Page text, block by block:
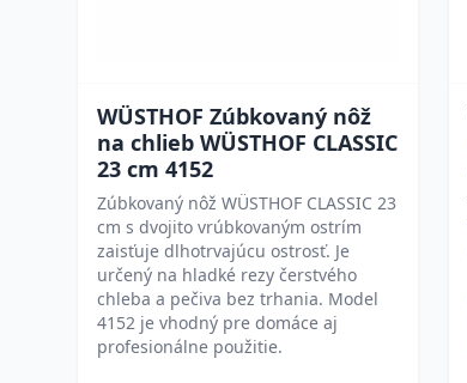
WÜSTHOF Zúbkovaný nôž
na chlieb WÜSTHOF CLASSIC
23 cm 4152
Zúbkovaný nôž WÜSTHOF CLASSIC 23
cm s dvojito vrúbkovaným ostrím
zaisťuje dlhotrvajúcu ostrosť. Je
určený na hladké rezy čerstvého
chleba a pečiva bez trhania. Model
4152 je vhodný pre domáce aj
profesionálne použitie.